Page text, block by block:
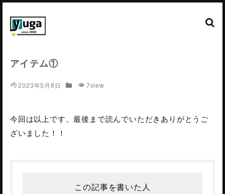
アイテム①
2023年5月8日 7view
今回は以上です。最後まで読んでいただきありがとうご
ざいました！！
この記事を書いた人